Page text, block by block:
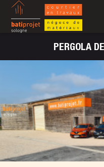
PERGOLA